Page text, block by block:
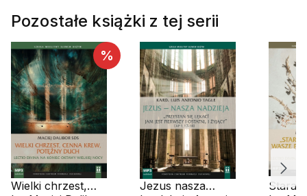
Pozostałe książki z tej serii
%
Wielki chrzest,
Jezus nasza